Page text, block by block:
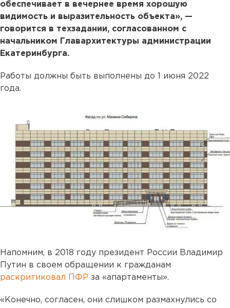
обеспечивает в вечернее время хорошую
видимость и выразительность объекта», —
говорится в техзадании, согласованном с
начальником Главархитектуры администрации
Екатеринбурга.
Работы должны быть выполнены до 1 июня 2022
года.
Напомним, в 2018 году президент России Владимир
Путин в своем обращении к гражданам
раскритиковал ПФР за «апартаменты».
«Конечно, согласен, они слишком размахнулись со